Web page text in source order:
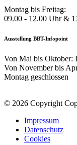
Montag bis Freitag:
09.00 - 12.00 Uhr &
Ausstellung BBT-Infopoint
Von Mai bis Oktober:
Von November bis
Montag geschlossen
© 2026 Copyright
Impressum
Datenschutz
Cookies